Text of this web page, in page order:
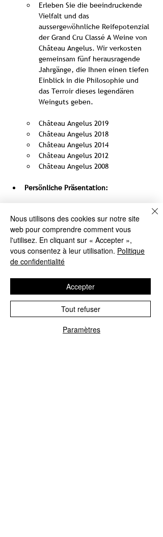
Erleben Sie die beeindruckende
Vielfalt und das
aussergewöhnliche Reifepotenzial
der Grand Cru Classé A Weine von
Château Angelus. Wir verkosten
gemeinsam fünf herausragende
Jahrgänge, die Ihnen einen tiefen
Einblick in die Philosophie und
das Terroir dieses legendären
Weinguts geben.
Château Angelus 2019
Château Angelus 2018
Château Angelus 2014
Château Angelus 2012
Château Angelus 2008
Persönliche Präsentation:
Château Angelus wird persönlich
anwesend sein, um Ihnen die
Weine vorzustellen, Fragen zu
beantworten und Ihnen wertvolle
Einblicke in die Geschichte und
zu geben.
Exklusives Ambiente:
Geniessen Sie die Masterclass in
Nous utilisons des cookies sur notre site
web pour comprendre comment vous
l'utilisez. En cliquant sur « Accepter »,
vous consentez à leur utilisation. Politique
de confidentialité
Paramètres
Tout refuser
Accepter